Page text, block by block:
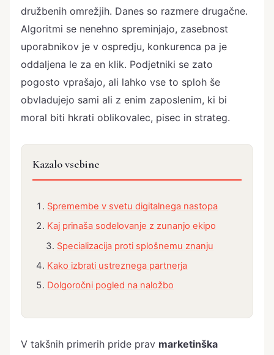
družbenih omrežjih. Danes so razmere drugačne.
Algoritmi se nenehno spreminjajo, zasebnost
uporabnikov je v ospredju, konkurenca pa je
oddaljena le za en klik. Podjetniki se zato
pogosto vprašajo, ali lahko vse to sploh še
obvladujejo sami ali z enim zaposlenim, ki bi
moral biti hkrati oblikovalec, pisec in strateg.
Kazalo vsebine
Spremembe v svetu digitalnega nastopa
Kaj prinaša sodelovanje z zunanjo ekipo
Specializacija proti splošnemu znanju
Kako izbrati ustreznega partnerja
Dolgoročni pogled na naložbo
V takšnih primerih pride prav marketinška